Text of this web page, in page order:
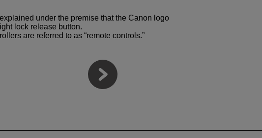
under the premise that the Canon logo
lock release button.
are referred to as “remote controls.”